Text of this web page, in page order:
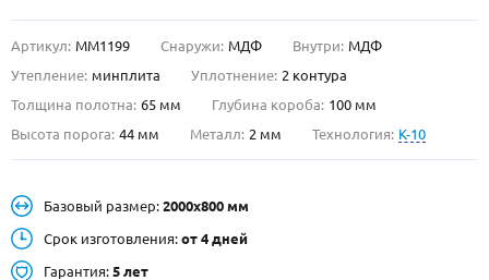
О НАС
НАЙТИ:
Артикул: ММ1199 Снаружи: МДФ Внутри: МДФ
Утепление: минплита Уплотнение: 2 контура
Толщина полотна: 65 мм Глубина короба: 100 мм
Высота порога: 44 мм Металл: 2 мм Технология: K-10
Базовый размер: 2000х800 мм
Срок изготовления: от 4 дней
Гарантия: 5 лет